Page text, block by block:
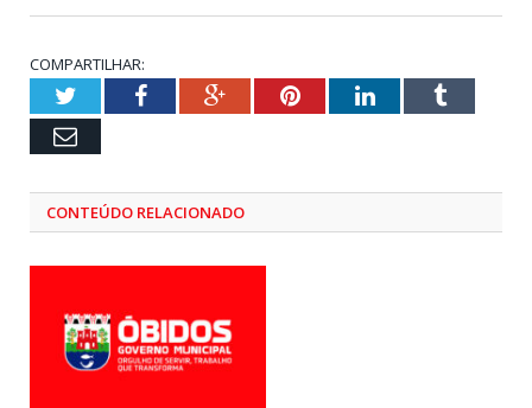
COMPARTILHAR:
TwitterFacebookGoogle+PinterestLinkedInTumblr
Email
CONTEÚDO RELACIONADO